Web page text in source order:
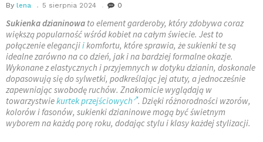
By lena 5 sierpnia 2024 0
Sukienka dzianinowa to element garderoby, który zdobywa coraz
większą popularność wśród kobiet na całym świecie. Jest to
połączenie elegancjiikomfortu, które sprawia, że sukienki te są
idealne zarówno na co dzień, jak i na bardziej formalne okazje.
Wykonane z elastycznych i przyjemnych w dotyku dzianin, doskonale
dopasowują się do sylwetki, podkreślając jej atuty, a jednocześnie
zapewniając swobodę ruchów. Znakomicie wyglądają w
towarzystwiekurtek przejściowych . Dzięki różnorodności wzorów,
kolorów i fasonów, sukienki dzianinowe mogą być świetnym
wyborem na każdą porę roku, dodając stylu i klasy każdej stylizacji.